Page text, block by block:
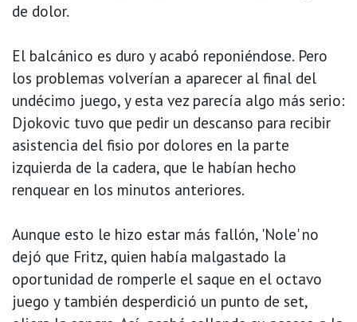
de dolor.
El balcánico es duro y acabó reponiéndose. Pero
los problemas volverían a aparecer al final del
undécimo juego, y esta vez parecía algo más serio:
Djokovic tuvo que pedir un descanso para recibir
asistencia del fisio por dolores en la parte
izquierda de la cadera, que le habían hecho
renquear en los minutos anteriores.
Aunque esto le hizo estar más fallón, 'Nole' no
dejó que Fritz, quien había malgastado la
oportunidad de romperle el saque en el octavo
juego y también desperdició un punto de set,